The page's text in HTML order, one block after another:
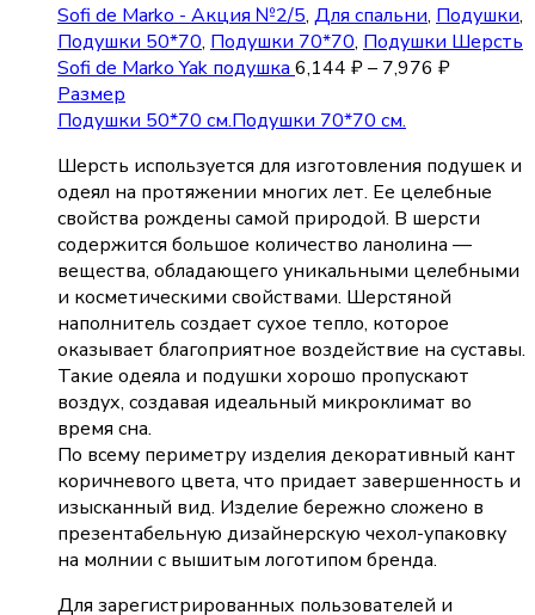
Sofi de Marko - Акция №2/5, Для спальни, Подушки,
Подушки 50*70, Подушки 70*70, Подушки Шерсть
Sofi de Marko Yak подушка 6,144 ₽– 7,976 ₽
Размер
Подушки 50*70 см.Подушки 70*70 см.
Шерсть используется для изготовления подушек и
одеял на протяжении многих лет. Ее целебные
свойства рождены самой природой. В шерсти
содержится большое количество ланолина —
вещества, обладающего уникальными целебными
и косметическими свойствами. Шерстяной
наполнитель создает сухое тепло, которое
оказывает благоприятное воздействие на суставы.
Такие одеяла и подушки хорошо пропускают
воздух, создавая идеальный микроклимат во
время сна.
По всему периметру изделия декоративный кант
коричневого цвета, что придает завершенность и
изысканный вид. Изделие бережно сложено в
презентабельную дизайнерскую чехол-упаковку
на молнии с вышитым логотипом бренда.
Для зарегистрированных пользователей и